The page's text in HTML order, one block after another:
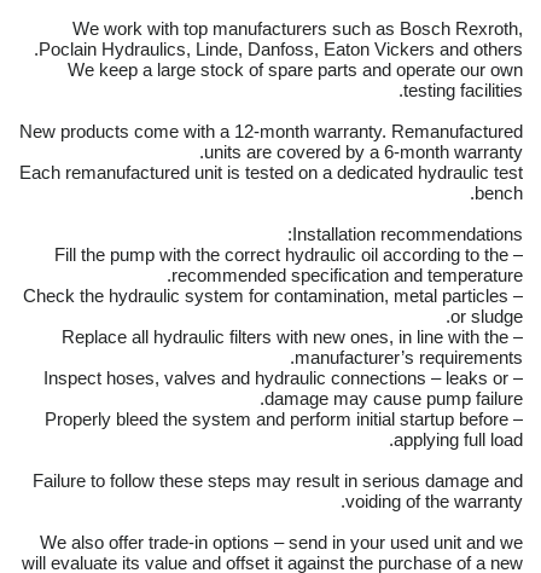
We work with top manufacturers such as Bosch Rexroth,
Poclain Hydraulics, Linde, Danfoss, Eaton Vickers and others.
We keep a large stock of spare parts and operate our own
testing facilities.
New products come with a 12-month warranty. Remanufactured
units are covered by a 6-month warranty.
Each remanufactured unit is tested on a dedicated hydraulic test
bench.
Installation recommendations:
– Fill the pump with the correct hydraulic oil according to the
recommended specification and temperature.
– Check the hydraulic system for contamination, metal particles
or sludge.
– Replace all hydraulic filters with new ones, in line with the
manufacturer’s requirements.
– Inspect hoses, valves and hydraulic connections – leaks or
damage may cause pump failure.
– Properly bleed the system and perform initial startup before
applying full load.
Failure to follow these steps may result in serious damage and
voiding of the warranty.
We also offer trade-in options – send in your used unit and we
will evaluate its value and offset it against the purchase of a new